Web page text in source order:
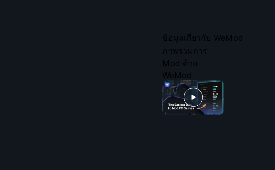
ข้อมูลเกี่ยวกับ WeMod
ภาพรวมการ
Mod ด้วย
WeMod